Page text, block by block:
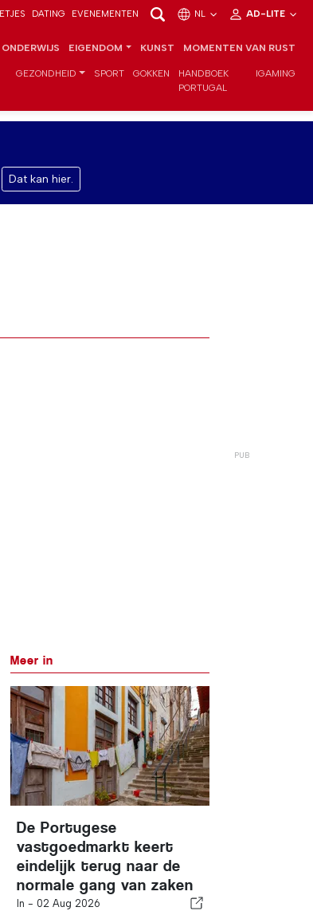
DATING EVENEMENTEN NL AD-LITE
ONDERWIJS EIGENDOM KUNST MOMENTEN VAN RUST
GEZONDHEID SPORT GOKKEN
HANDBOEK
PORTUGAL
IGAMING
Dat kan hier.
Meer in
De Portugese
vastgoedmarkt keert
eindelijk terug naar de
normale gang van zaken
In - 02 Aug 2026